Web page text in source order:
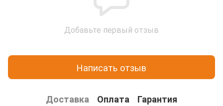
Добавьте первый отзыв
Написать отзыв
Доставка Оплата
Гарантия